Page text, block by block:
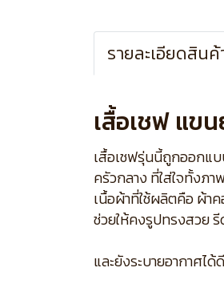
รายละเอียดสินค้
เสื้อเชฟ แข
เสื้อเชฟรุ่นนี้ถูกออกแบ
ครัวกลาง ที่ใส่ใจทั้งภ
เนื้อผ้าที่ใช้ผลิตคือ ผ้า
ช่วยให้คงรูปทรงสวย
และยังระบายอากาศไ